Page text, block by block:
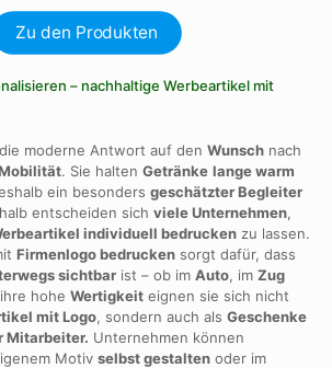
Zu den Produkten
– nachhaltige Werbeartikel mit
moderne Antwort auf den Wunsch nach
. Sie halten Getränke lange warm
ein besonders geschätzter Begleiter
entscheiden sich viele Unternehmen,
individuell bedrucken zu lassen.
Firmenlogo bedrucken sorgt dafür, dass
sichtbar ist – ob im Auto, im Zug
hohe Wertigkeit eignen sie sich nicht
mit Logo, sondern auch als Geschenke
Mitarbeiter. Unternehmen können
Motiv selbst gestalten oder im